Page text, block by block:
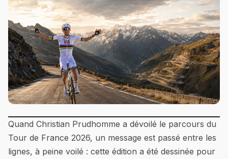
Quand Christian Prudhomme a dévoilé le parcours du
Tour de France 2026, un message est passé entre les
lignes, à peine voilé : cette édition a été dessinée pour